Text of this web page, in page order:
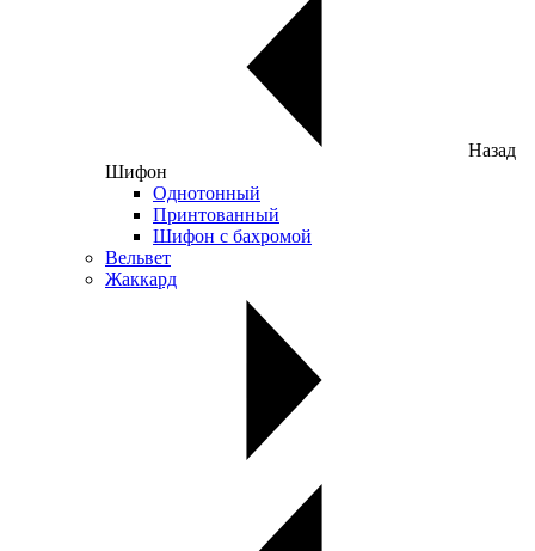
Назад
Шифон
Однотонный
Принтованный
Шифон с бахромой
Вельвет
Жаккард